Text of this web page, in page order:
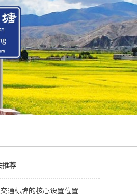
推荐
通标牌的核心设置位置